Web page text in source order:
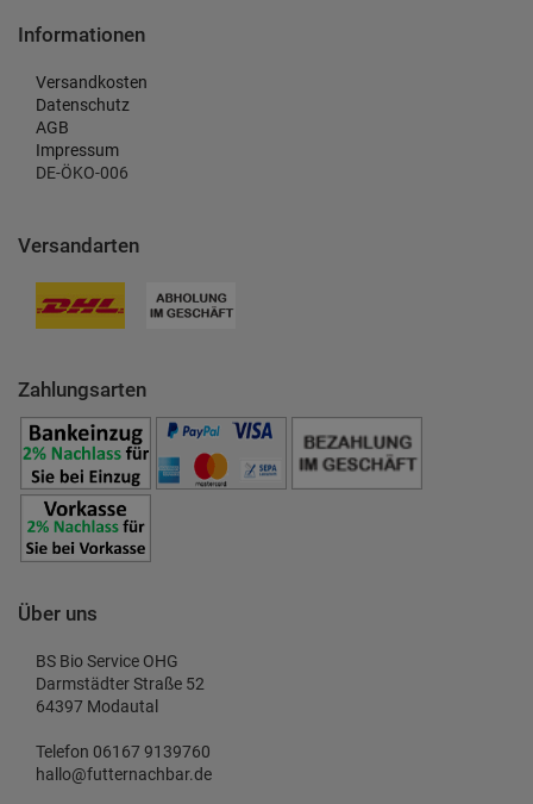
Informationen
Versandkosten
Datenschutz
AGB
Impressum
DE-ÖKO-006
Versandarten
Zahlungsarten
Über uns
BS Bio Service OHG
Darmstädter Straße 52
64397 Modautal
Telefon 06167 9139760
hallo@futternachbar.de